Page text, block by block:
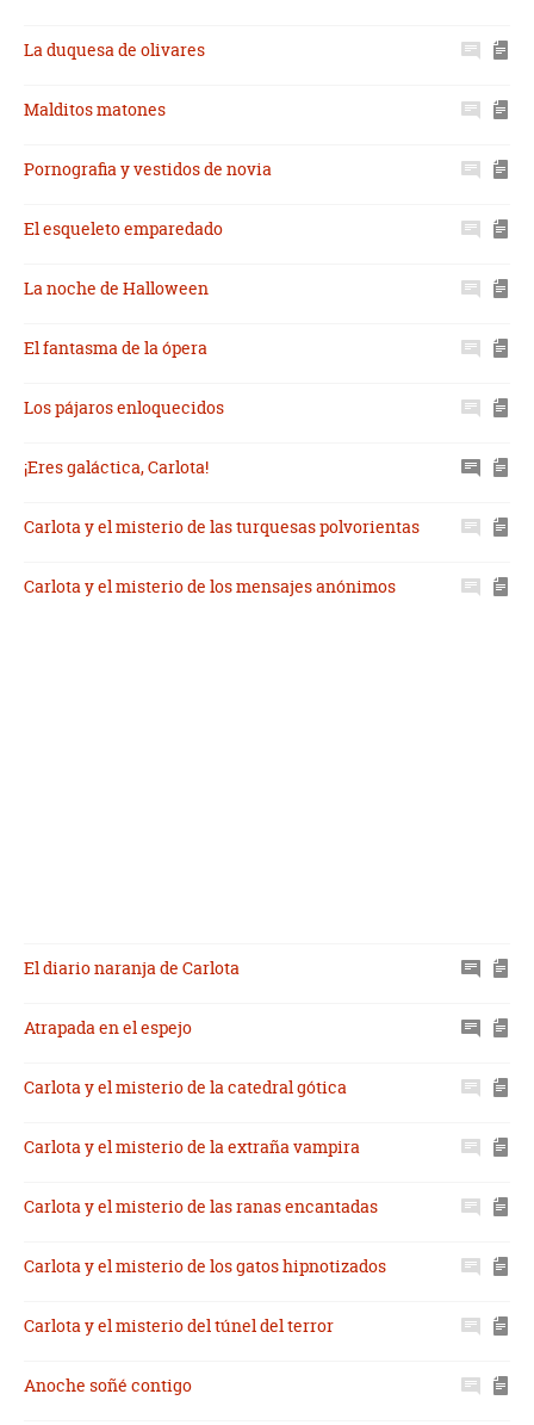
La duquesa de olivares
Malditos matones
Pornografia y vestidos de novia
El esqueleto emparedado
La noche de Halloween
El fantasma de la ópera
Los pájaros enloquecidos
¡Eres galáctica, Carlota!
Carlota y el misterio de las turquesas polvorientas
Carlota y el misterio de los mensajes anónimos
El diario naranja de Carlota
Atrapada en el espejo
Carlota y el misterio de la catedral gótica
Carlota y el misterio de la extraña vampira
Carlota y el misterio de las ranas encantadas
Carlota y el misterio de los gatos hipnotizados
Carlota y el misterio del túnel del terror
Anoche soñé contigo